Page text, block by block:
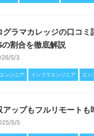
グラマカレッジの口コミ
の割合を徹底解説
5/3
ンジニア インフラエンジニア エン
アップもフルリモートも
5/5